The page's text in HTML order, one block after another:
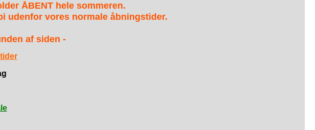
ÅBENT hele sommeren.
udenfor vores normale åbningstider.
af siden -